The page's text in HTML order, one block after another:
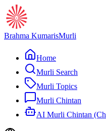
Brahma KumarisMurli
Home
Murli Search
Murli Topics
Murli Chintan
AI Murli Chintan